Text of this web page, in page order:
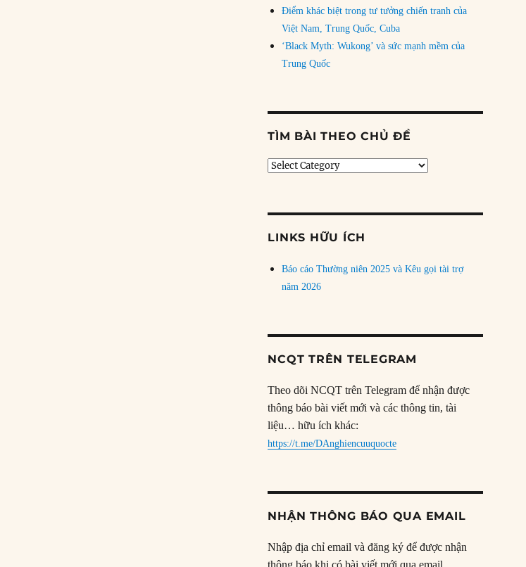
Điểm khác biệt trong tư tưởng chiến tranh của
Việt Nam, Trung Quốc, Cuba
‘Black Myth: Wukong’ và sức mạnh mềm của
Trung Quốc
TÌM BÀI THEO CHỦ ĐỀ
Tìm
LINKS HỮU ÍCH
Báo cáo Thường niên 2025 và Kêu gọi tài trợ
năm 2026
NCQT TRÊN TELEGRAM
Theo dõi NCQT trên Telegram để nhận được
thông báo bài viết mới và các thông tin, tài
liệu… hữu ích khác:
https://t.me/DAnghiencuuquocte
NHẬN THÔNG BÁO QUA EMAIL
Nhập địa chỉ email và đăng ký để được nhận